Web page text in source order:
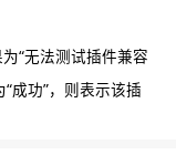
“无法测试插件兼容
成功”，则表示该插